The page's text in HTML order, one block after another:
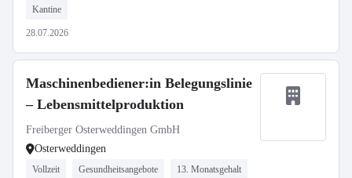
Kantine
28.07.2026
Maschinenbediener:in Belegungslinie
– Lebensmittelproduktion
Freiberger Osterweddingen GmbH
Osterweddingen
Vollzeit Gesundheitsangebote 13. Monatsgehalt